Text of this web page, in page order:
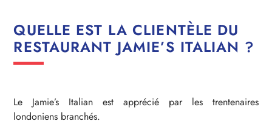
QUELLE EST LA CLIENTÈLE DU
RESTAURANT JAMIE’S ITALIAN ?
Le Jamie’s Italian est apprécié par les trentenaires
londoniens branchés.